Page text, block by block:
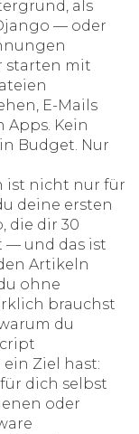
als
— oder
starten mit
E-Mails
Apps. Kein
Budget. Nur
ist nicht nur für
deine ersten
die dir 30
— und das ist
Artikeln
ohne
brauchst
du
Ziel hast:
dich selbst
oder